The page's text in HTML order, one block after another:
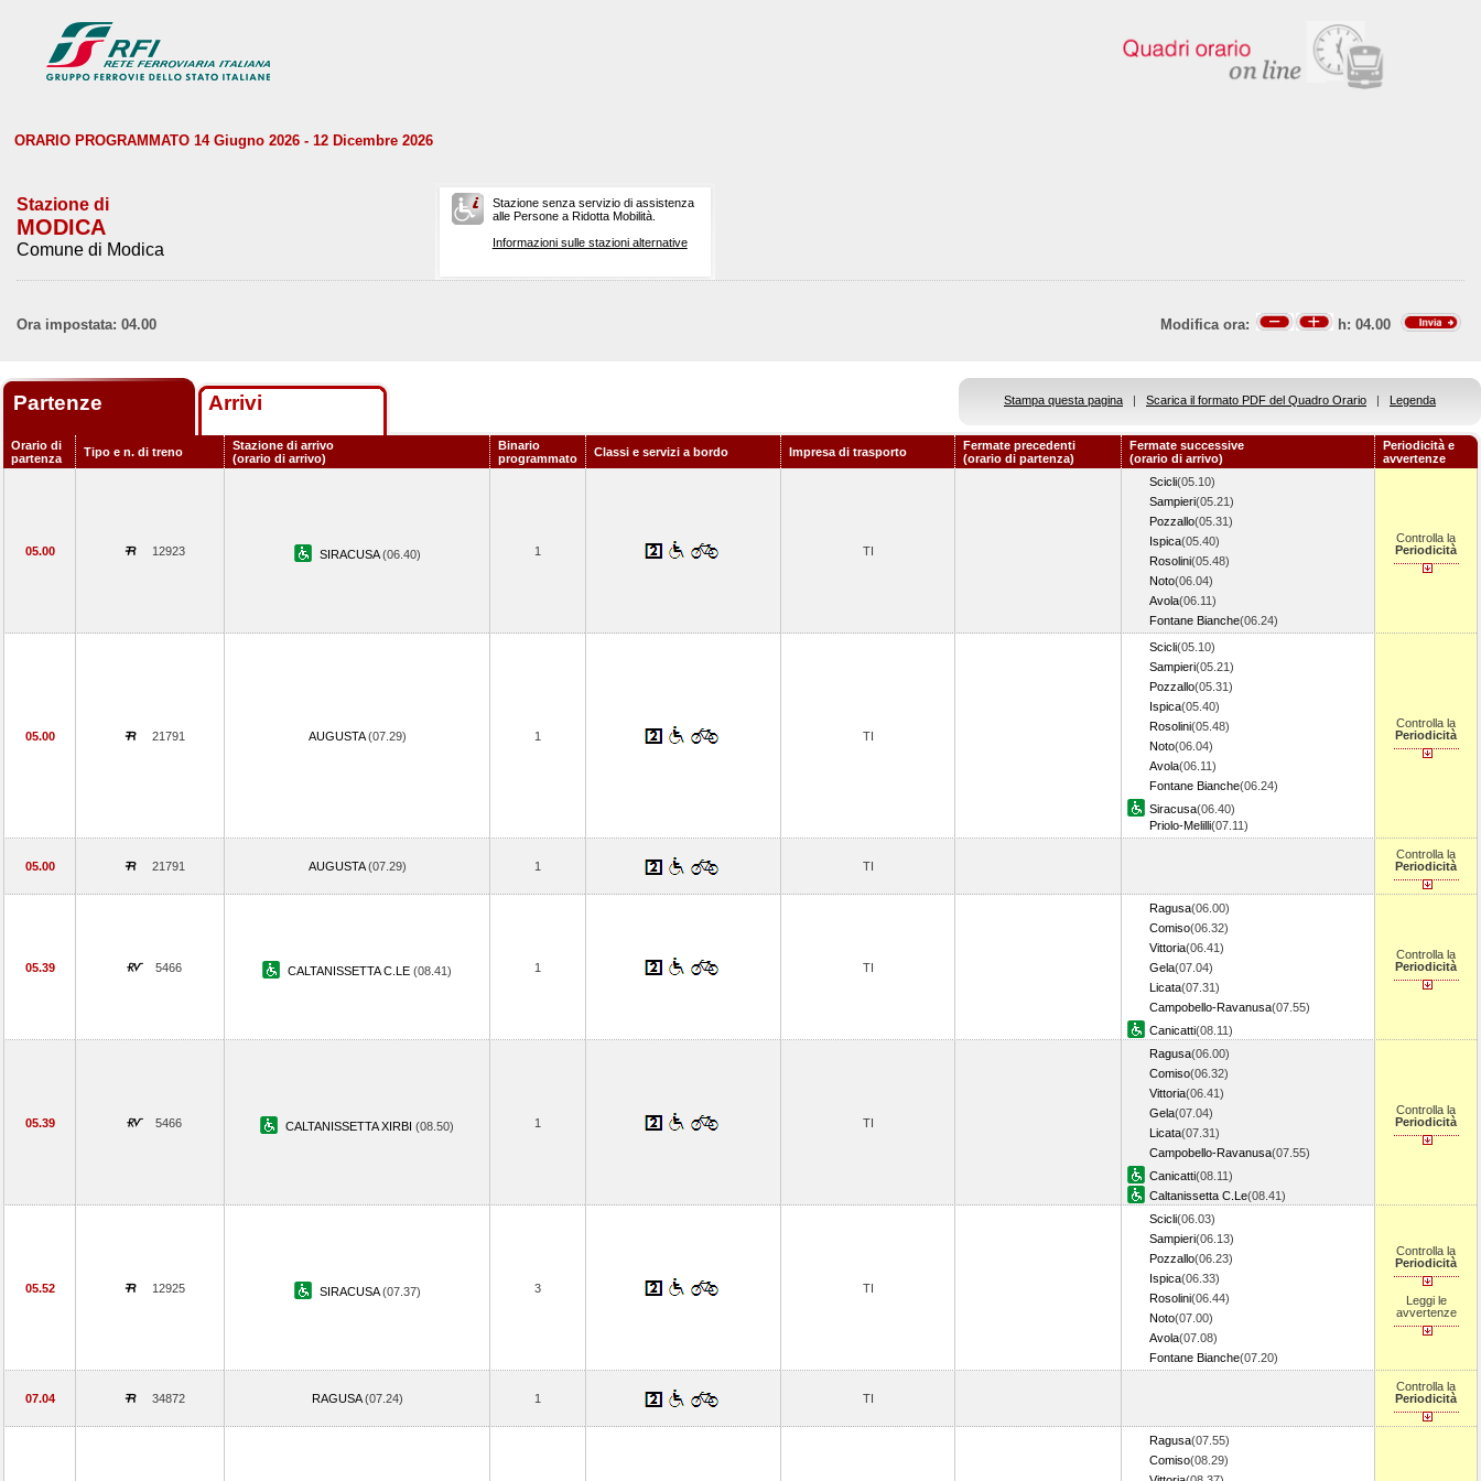
ORARIO PROGRAMMATO 14 Giugno 2026 - 12 Dicembre 2026
Stazione di
MODICA
Comune di Modica
Stazione senza servizio di assistenza
alle Persone a Ridotta Mobilità.
Informazioni sulle stazioni alternative
Ora impostata: 04.00 Modifica ora: h: 04.00
Partenze Arrivi Stampa questa pagina | Scarica il formato PDF del Quadro Orario | Legenda
Orario di
partenza
Tipo e n. di treno
Stazione di arrivo
(orario di arrivo)
Binario
programmato
Classi e servizi a bordo Impresa di trasporto
Fermate precedenti
(orario di partenza)
Fermate successive
(orario di arrivo)
Periodicità e
avvertenze
05.00 12923 SIRACUSA(06.40) 1 TI
Scicli(05.10)
Sampieri(05.21)
Pozzallo(05.31)
Ispica(05.40)
Rosolini(05.48)
Noto(06.04)
Avola(06.11)
Fontane Bianche(06.24)
Controlla la
Periodicità
05.00 21791 AUGUSTA(07.29) 1 TI
Scicli(05.10)
Sampieri(05.21)
Pozzallo(05.31)
Ispica(05.40)
Rosolini(05.48)
Noto(06.04)
Avola(06.11)
Fontane Bianche(06.24)
Siracusa(06.40)
Priolo-Melilli(07.11)
Controlla la
Periodicità
05.00 21791 AUGUSTA(07.29) 1 TI
Controlla la
Periodicità
05.39 5466 CALTANISSETTA C.LE (08.41) 1 TI
Ragusa(06.00)
Comiso(06.32)
Vittoria(06.41)
Gela(07.04)
Licata(07.31)
Campobello-Ravanusa(07.55)
Canicatti(08.11)
Controlla la
Periodicità
05.39 5466 CALTANISSETTA XIRBI (08.50) 1 TI
Ragusa(06.00)
Comiso(06.32)
Vittoria(06.41)
Gela(07.04)
Licata(07.31)
Campobello-Ravanusa(07.55)
Canicatti(08.11)
Caltanissetta C.Le(08.41)
Controlla la
Periodicità
05.52 12925 SIRACUSA(07.37) 3 TI
Scicli(06.03)
Sampieri(06.13)
Pozzallo(06.23)
Ispica(06.33)
Rosolini(06.44)
Noto(07.00)
Avola(07.08)
Fontane Bianche(07.20)
Controlla la
Periodicità
Leggi le
avvertenze
07.04 34872 RAGUSA(07.24) 1 TI
Controlla la
Periodicità
Ragusa(07.55)
Comiso(08.29)